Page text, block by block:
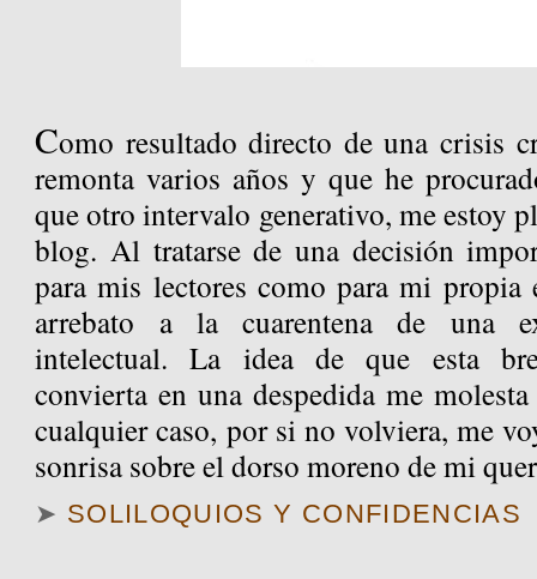
Como resultado directo de una crisis
remonta varios años y que he
que otro intervalo generativo, me estoy
blog. Al tratarse de una decisión
para mis lectores como para mi propia
arrebato a la cuarentena de una
intelectual. La idea de que esta
convierta en una despedida me
cualquier caso, por si no volviera, me
sonrisa sobre el dorso moreno de mi
➤ SOLILOQUIOS Y CONFIDENCIAS